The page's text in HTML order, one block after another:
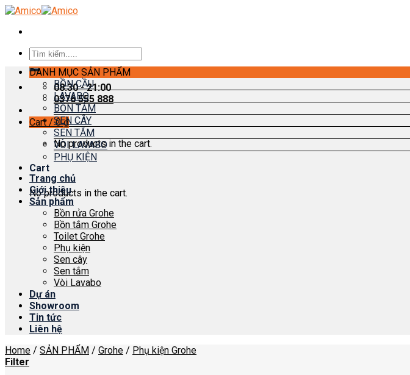
Skip
content
Search
for:
08:30 - 21:00
0376 555 888
Cart /0₫
No products in the cart.
Cart
No products in the cart.
DANH MỤC SẢN PHẨM
BỒN CẦU
LAVABO
BỒN TẮM
SEN CÂY
SEN TẮM
VÒI LAVABO
PHỤ KIỆN
Trang chủ
Giới thiệu
Sản phẩm
Bồn rửa Grohe
Bồn tắm Grohe
Toilet Grohe
Phụ kiện
Sen cây
Sen tắm
Vòi Lavabo
Dự án
Showroom
Tin tức
Liên hệ
Home / SẢN PHẨM / Grohe / Phụ kiện Grohe
Filter